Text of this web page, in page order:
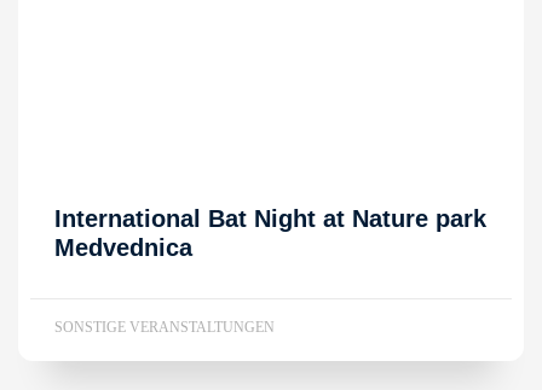
International Bat Night at Nature park
Medvednica
SONSTIGE VERANSTALTUNGEN